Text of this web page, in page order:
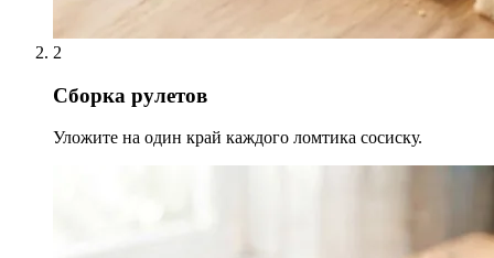
2
Сборка рулетов
Уложите на один край каждого ломтика сосиску.